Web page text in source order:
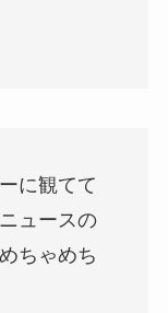
に観てて
ュースの
ちゃめち